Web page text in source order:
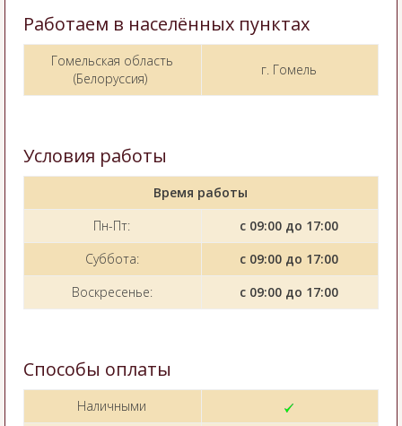
Работаем в населённых пунктах
Гомельская область
(Белоруссия)
г. Гомель
Условия работы
Время работы
Пн-Пт:
с 09:00 до 17:00
Суббота:
с 09:00 до 17:00
Воскресенье:
с 09:00 до 17:00
Способы оплаты
Наличными